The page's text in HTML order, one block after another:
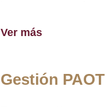
Ver más
Gestión PAOT